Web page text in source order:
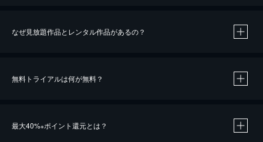
なぜ見放題作品とレンタル作品があるの？
無料トライアルは何が無料？
最大40%※ポイント還元とは？